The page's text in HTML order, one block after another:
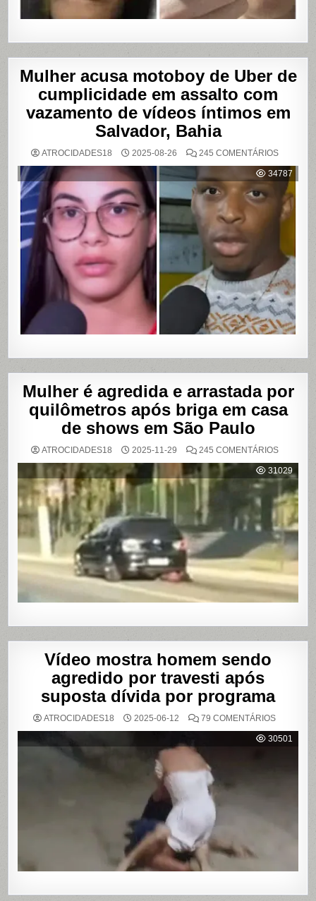
Mulher acusa motoboy de Uber de
cumplicidade em assalto com
vazamento de vídeos íntimos em
Salvador, Bahia
ATROCIDADES18 2025-08-26 245 COMENTÁRIOSEM
ACUSA
DE
UBER
DE
EM
DE
VÍDEOS
ÍNTIMOS
EM
BAHIA
34787
Mulher é agredida e arrastada por
quilômetros após briga em casa
de shows em São Paulo
ATROCIDADES18 2025-11-29 245 COMENTÁRIOSEM
É
E
POR
APÓS
BRIGA
EM
CASA
SHOWS
SÃO
PAULO
31029
Vídeo mostra homem sendo
agredido por travesti após
suposta dívida por programa
ATROCIDADES18 2025-06-12 79 COMENTÁRIOSEM
MOSTRA
HOMEM
30501